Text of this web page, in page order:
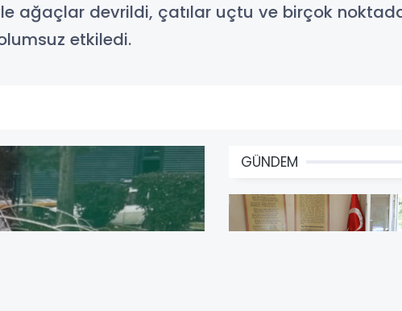
ağaçlar devrildi, çatılar uçtu ve birçok
etkiledi.
GÜNDEM